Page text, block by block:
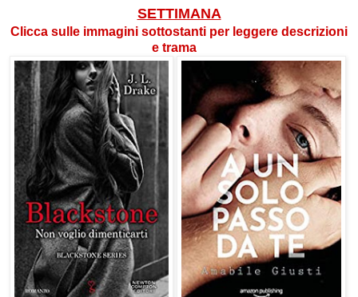
SETTIMANA
Clicca sulle immagini sottostanti per leggere descrizioni
e trama